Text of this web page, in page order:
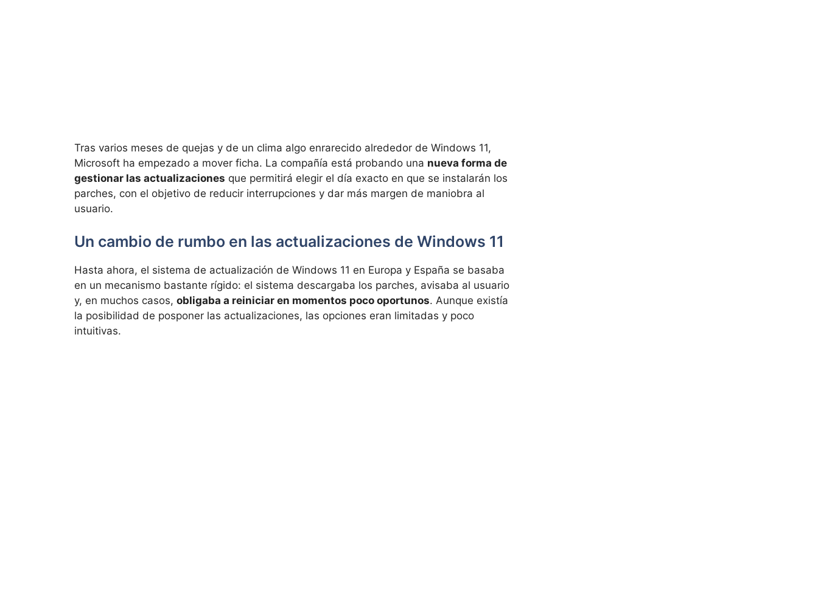
Tras varios meses de quejas y de un clima algo enrarecido alrededor de Windows 11,
Microsoft ha empezado a mover ficha. La compañía está probando una nueva forma de
gestionar las actualizaciones que permitirá elegir el día exacto en que se instalarán los
parches, con el objetivo de reducir interrupciones y dar más margen de maniobra al
usuario.
Un cambio de rumbo en las actualizaciones de Windows 11
Hasta ahora, el sistema de actualización de Windows 11 en Europa y España se basaba
en un mecanismo bastante rígido: el sistema descargaba los parches, avisaba al usuario
y, en muchos casos, obligaba a reiniciar en momentos poco oportunos. Aunque existía
la posibilidad de posponer las actualizaciones, las opciones eran limitadas y poco
intuitivas.